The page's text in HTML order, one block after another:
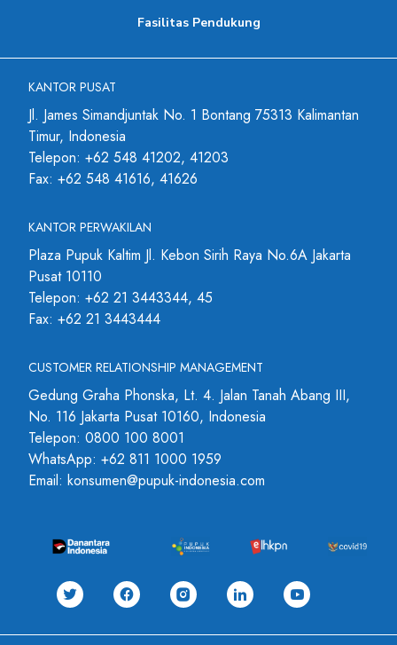
Fasilitas Pendukung
KANTOR PUSAT
Jl. James Simandjuntak No. 1 Bontang 75313 Kalimantan
Timur, Indonesia
Telepon: +62 548 41202, 41203
Fax: +62 548 41616, 41626
KANTOR PERWAKILAN
Plaza Pupuk Kaltim Jl. Kebon Sirih Raya No.6A Jakarta
Pusat 10110
Telepon: +62 21 3443344, 45
Fax: +62 21 3443444
CUSTOMER RELATIONSHIP MANAGEMENT
Gedung Graha Phonska, Lt. 4. Jalan Tanah Abang III,
No. 116 Jakarta Pusat 10160, Indonesia
Telepon: 0800 100 8001
WhatsApp: +62 811 1000 1959
Email: konsumen@pupuk-indonesia.com